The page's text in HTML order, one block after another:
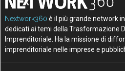
Nextwork360 è il più grande network
dedicati ai temi della Trasformazione
Imprenditoriale. Ha la missione di
imprenditoriale nelle imprese e